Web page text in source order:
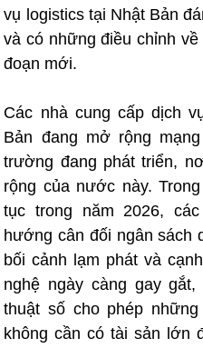
vụ logistics tại Nhật Bản
và có những điều chỉnh
đoạn mới.
Các nhà cung cấp dịch
Bản đang mở rộng
trường đang phát triển,
rộng của nước này.
tục trong năm 2026,
hướng cân đối ngân sách
bối cảnh lạm phát và
nghệ ngày càng gay
thuật số cho phép
không cần có tài sản lớn